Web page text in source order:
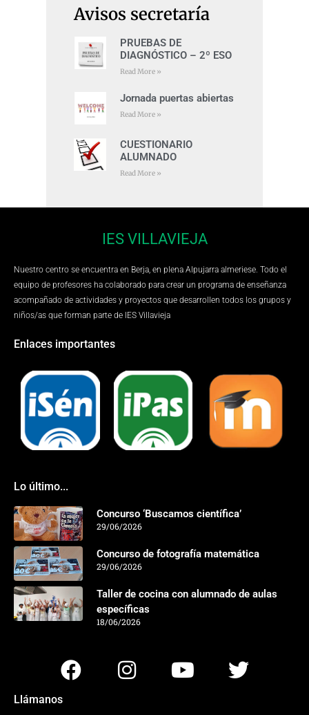
Avisos secretaría
PRUEBAS DE
DIAGNÓSTICO – 2º ESO
Read More »
Jornada puertas abiertas
Read More »
CUESTIONARIO
ALUMNADO
Read More »
IES VILLAVIEJA
Nuestro centro se encuentra en Berja, en plena Alpujarra almeriese. Todo el
equipo de profesores ha colaborado para crear un programa de enseñanza
acompañado de actividades y proyectos que desarrollen todos los grupos y
niños/as que forman parte de IES Villavieja
Enlaces importantes
Lo último...
Concurso ‘Buscamos científica’
29/06/2026
Concurso de fotografía matemática
29/06/2026
Taller de cocina con alumnado de aulas
específicas
18/06/2026
Llámanos